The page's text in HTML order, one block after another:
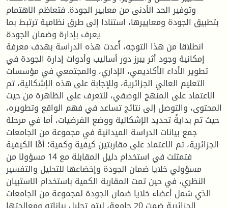
وتوفير الحد الأدنى من معايير الجودة. فتعاظم الاهتمام
بتطبيق الجودة ومعاييرها، استنادا إلى طرق نظامية ترتبط بما
يعرف بإدارة وضمان الجودة.
انطلاقا من هذا التوجه، أُعدت هذه الدراسة بهدف معرفة
إمكانية وجود أثر يبرز دور أساليب وأدوات إدارة الجودة في
تطوير الأداء الأكاديمي، الإداري، والمجتمعي في مؤسسات
التعليم العالي الجزائرية، وللإجابة على هذه الإشكالية، تم
الاعتماد على المنهج الوصفي، للتعرف على الظاهرة من حيث
المحتوى، والتوصل إلى نتائج تساعد في فهم الواقع وتطويره،
حيث تم بدايةً تحديد الإشكالية ووضع الفرضيات، أما في مرحلة
جمع بيانات الدراسة الميدانية في مجموعة من الجامعات
الجزائرية، تم الاعتماد على مقاربتين كيفية وكمية؛ أمَّا الكيفية
فتمثلت في استخدام دليل المقابلة مع 14 مسؤولا من
مسؤولي خلايا ضمان الجودة وإخضاعها للتحليل والتفسير
النظري، في حين تمت المقاربة الكمية باستخدام الاستبيان
الذي شمل أعضاء خلايا ضمان الجودة لمجموعة من الجامعات